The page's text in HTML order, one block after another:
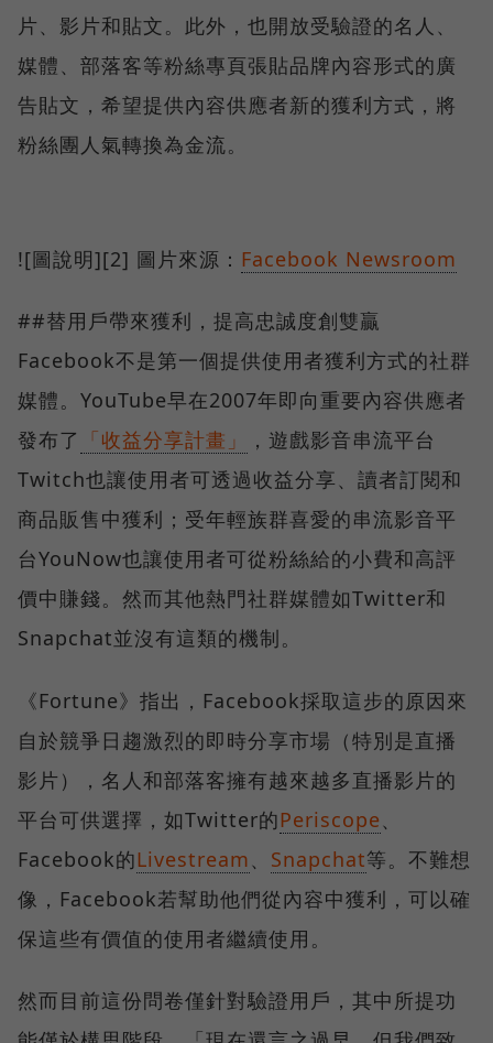
片、影片和貼文。此外，也開放受驗證的名人、
媒體、部落客等粉絲專頁張貼品牌內容形式的廣
告貼文，希望提供內容供應者新的獲利方式，將
粉絲團人氣轉換為金流。
![圖說明][2] 圖片來源： Facebook Newsroom
##替用戶帶來獲利，提高忠誠度創雙贏
Facebook不是第一個提供使用者獲利方式的社群
媒體。YouTube早在2007年即向重要內容供應者
發布了 「收益分享計畫」
，遊戲影音串流平台
Twitch也讓使用者可透過收益分享、讀者訂閱和
商品販售中獲利；受年輕族群喜愛的串流影音平
台YouNow也讓使用者可從粉絲給的小費和高評
價中賺錢。然而其他熱門社群媒體如Twitter和
Snapchat並沒有這類的機制。
《Fortune》指出，Facebook採取這步的原因來
自於競爭日趨激烈的即時分享市場（特別是直播
影片），名人和部落客擁有越來越多直播影片的
平台可供選擇，如Twitter的Periscope
Facebook的Livestream Snapchat等。不難想
像，Facebook若幫助他們從內容中獲利，可以確
保這些有價值的使用者繼續使用。
然而目前這份問卷僅針對驗證用戶，其中所提功